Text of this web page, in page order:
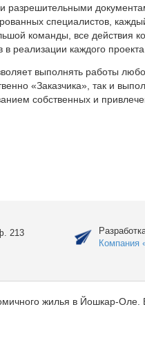
разрешительными
специалистов,
команды, все действия
в реализации каждого проекта.
выполнять работы
«Заказчика», так и
собственных и
213
Компания
жилья в Йошкар-